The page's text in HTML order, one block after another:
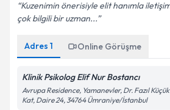
Kuzenimin önerisiyle elit hanımla
çok bilgili bir uzman...
Adres 1 Online Görüşme
Klinik Psikolog Elif Nur Bostancı
Avrupa Residence, Yamanevler, Dr. Fazıl
Kat, Daire 24, 34764 Ümraniye/İstanbul